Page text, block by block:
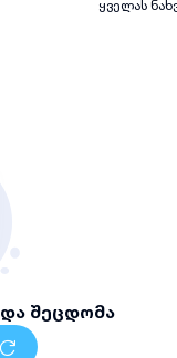
ყველას
შეცდომა